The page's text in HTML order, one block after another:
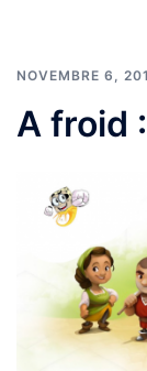
NOVEMBRE 6,
A froid